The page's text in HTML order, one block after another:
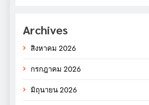
Archives
สิงหาคม 2026
กรกฎาคม 2026
มิถุนายน 2026